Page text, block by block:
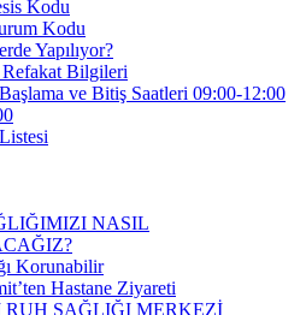
Kodu
Kodu
Yapılıyor?
Bilgileri
ve Bitiş Saatleri 09:00-12:00
NASIL
Korunabilir
Hastane Ziyareti
RUH SAĞLIĞI MERKEZİ